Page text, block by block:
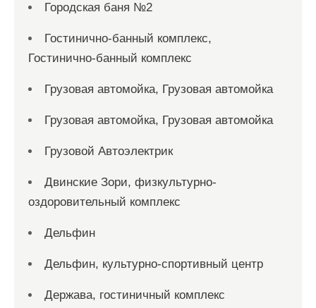
Городская баня №2
Гостинично-банный комплекс,
Гостинично-банный комплекс
Грузовая автомойка, Грузовая автомойка
Грузовая автомойка, Грузовая автомойка
Грузовой Автоэлектрик
Двинские Зори, физкультурно-
оздоровительный комплекс
Дельфин
Дельфин, культурно-спортивный центр
Держава, гостиничный комплекс